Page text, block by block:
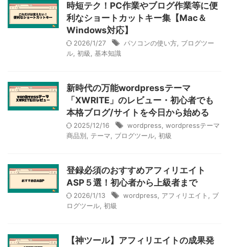
時短テク！PC作業やブログ作業等に便
利なショートカットキー集【Mac＆
Windows対応】
2026/1/27 パソコンの使い方 ブログツー
ル 初級 基本知識
新時代の万能wordpressテーマ
「XWRITE」のレビュー・初心者でも
本格ブログ/サイトを今日から始める
2025/12/16 wordpress wordpressテーマ
商品別
テーマ ブログツール 初級
登録必須のおすすめアフィリエイト
ASP５選！初心者から上級者まで
2026/1/13 wordpress アフィリエイト
ブ
ログツール 初級
【神ツール】アフィリエイトの成果発